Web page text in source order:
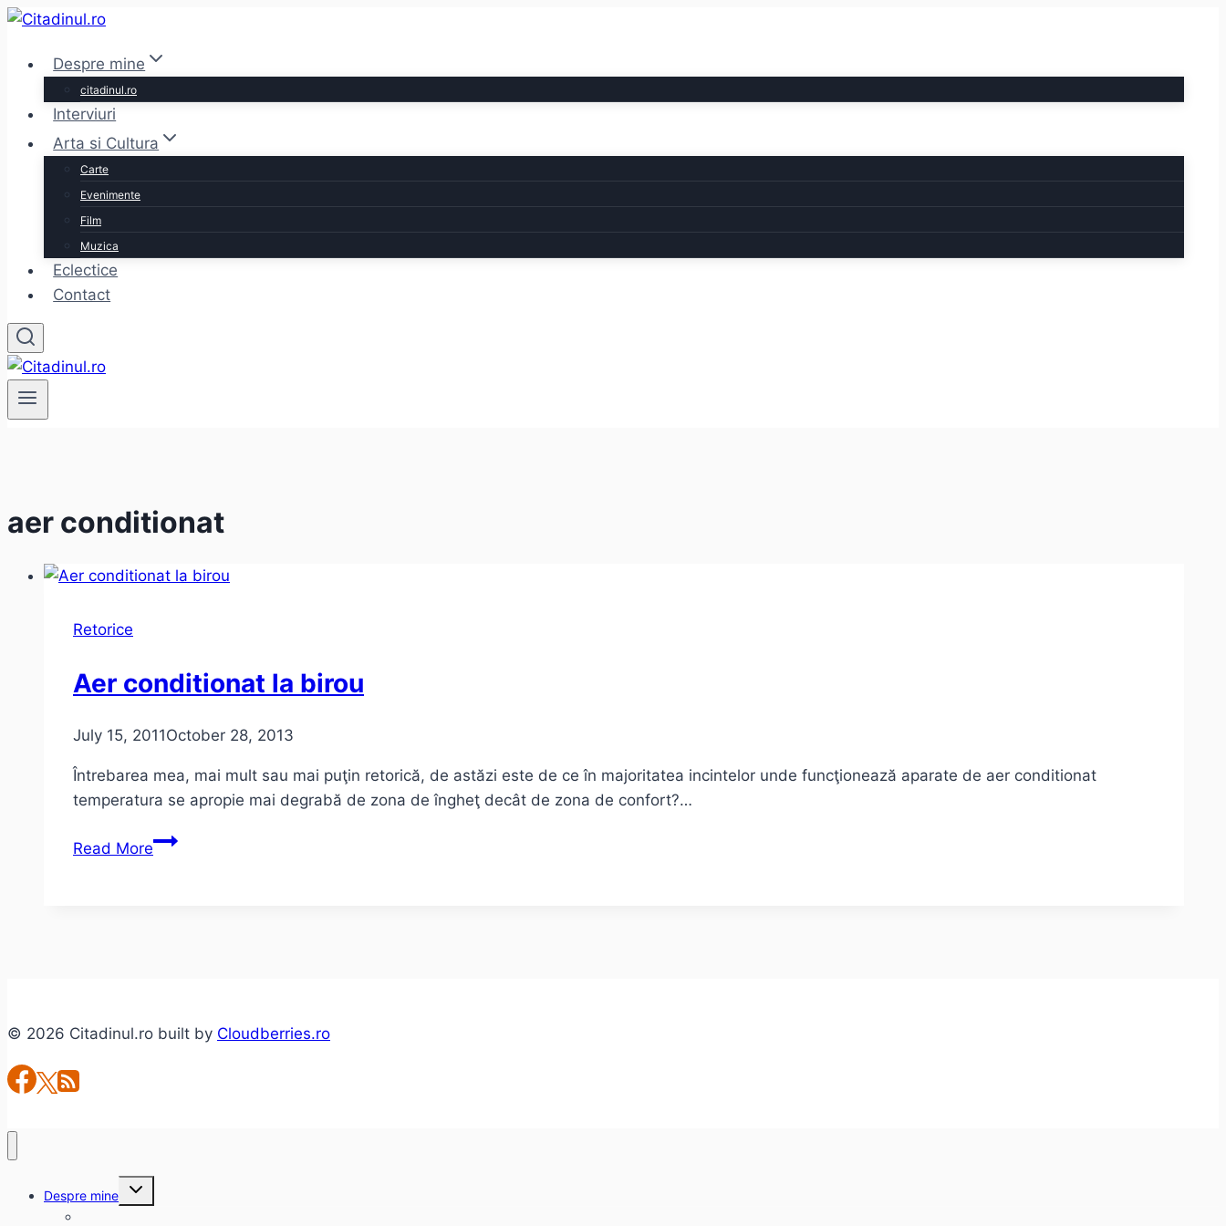
Skip
contentDespre mine
citadinul.ro
Interviuri
Arta si Cultura
Carte
Evenimente
Film
Muzica
Eclectice
Contact
aer conditionat
Retorice
Aer conditionat la birou
July 15, 2011October 28, 2013
Întrebarea mea, mai mult sau mai puţin retorică, de astăzi este de ce în majoritatea incintelor unde funcţionează aparate de aer conditionat
temperatura se apropie mai degrabă de zona de îngheţ decât de zona de confort?…
Read MoreAer
© 2026 Citadinul.ro built by Cloudberries.ro
Despre mine
Toggle